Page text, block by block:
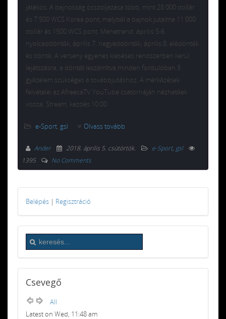
játékos. A bajnokság összdíjazása több, mint 28 000 dollár
és 7 500 WCS Korea pont, melyből a bajnok jutalma 11 000
dollár és 1500 WCS pont. Menetrend: április 5-6.
nyolcaddöntők, április 7. negyeddöntők, április 8. elődöntők
és döntő. A verseny egyenes kieséses rendszerben kerül
lejátszásra, a döntőt leszámítva minden fordulóban 3
győzelem szükséges a továbbjutáshoz. A mérkőzések
felvételei az AfreecaTV YouTube csatornáján nézhetőek
vissza. Stream, kezdés 10:00
e-Sport, gsl Olvass tovább
Ander 2018. április 5. csütörtök. e-Sport, gsl
1395
No Comments
Belépés | Regisztráció
Csevegő
All
Latest on Wed, 11:48 am